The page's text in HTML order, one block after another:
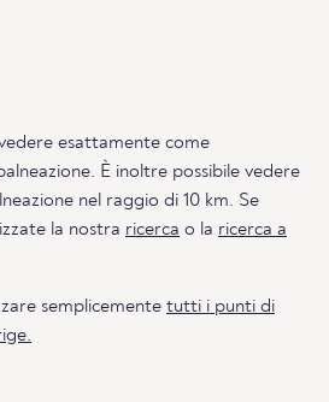
esattamente come
È inoltre possibile vedere
nel raggio di 10 km. Se
la nostra ricerca o la ricerca a
semplicemente tutti i punti di